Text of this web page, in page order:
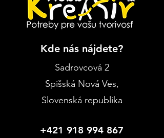
Kde nás nájdete?
Sadrovcová 2
Spišská Nová Ves,
Slovenská republika
+421 918 994 867